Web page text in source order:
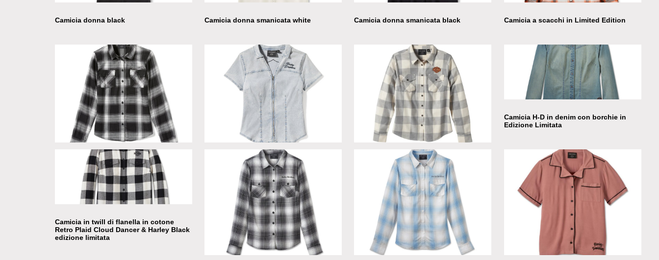
Camicia donna black Camicia donna smanicata white Camicia donna smanicata black Camicia a scacchi in Limited Edition
Camicia a scacchi in Limited Edition Camicia denim in Limited Edition Camicia in Limited Edition
Camicia H-D in denim con borchie in
Edizione Limitata
Camicia in twill di flanella in cotone
Retro Plaid Cloud Dancer & Harley Black
edizione limitata